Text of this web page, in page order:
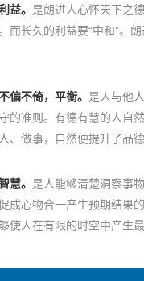
益。 是朗进人心怀天下之
而长久的利益要“中和”。
偏不倚，平衡。 是人与他
的准则。有德有慧的人自
、做事，自然便提升了品德
慧。 是人能够清楚洞察事
成心物合一产生预期结果
使人在有限的时空中产生最